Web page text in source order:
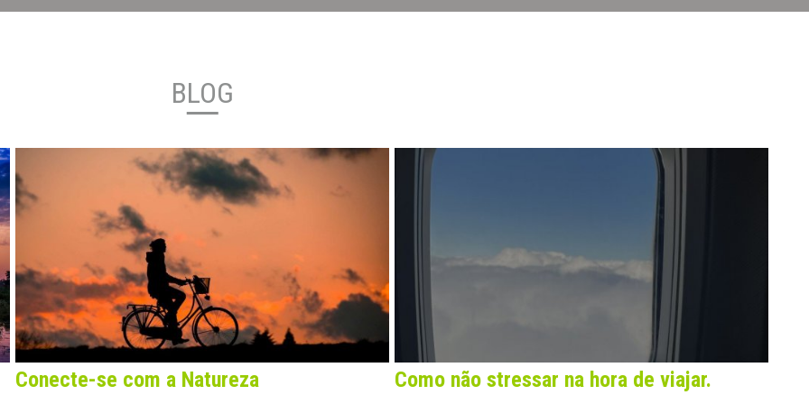
BLOG
Conecte-se com a Natureza Como não stressar na hora de viajar.